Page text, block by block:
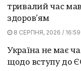
тривалий час
здоров’ям
8 СЕРПНЯ, 2026 / 16:59
Україна не має
щодо вступу до